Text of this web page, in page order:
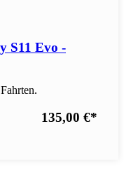
S11 Evo -
135,00 €*